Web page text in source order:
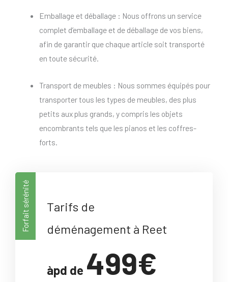
Emballage et déballage : Nous offrons un service
complet d’emballage et de déballage de vos biens,
afin de garantir que chaque article soit transporté
en toute sécurité.
Transport de meubles : Nous sommes équipés pour
transporter tous les types de meubles, des plus
petits aux plus grands, y compris les objets
encombrants tels que les pianos et les coffres-
forts.
Forfait sérénité
Tarifs de
déménagement à Reet
àpd de 499€